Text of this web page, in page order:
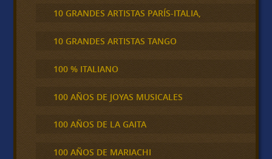
10 GRANDES ARTISTAS PARÍS-ITALIA,
10 GRANDES ARTISTAS TANGO
100 % ITALIANO
100 AÑOS DE JOYAS MUSICALES
100 AÑOS DE LA GAITA
100 AÑOS DE MARIACHI